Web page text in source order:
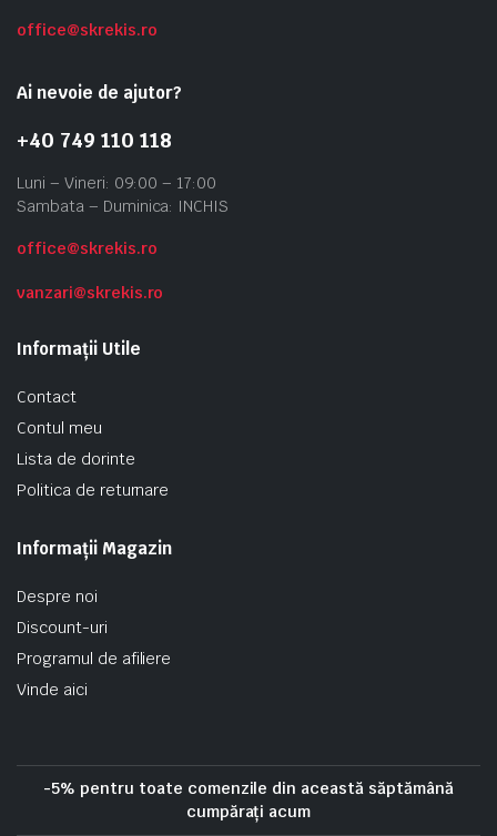
office@skrekis.ro
Ai nevoie de ajutor?
+40 749 110 118
Luni – Vineri: 09:00 – 17:00
Sambata – Duminica: INCHIS
office@skrekis.ro
vanzari@skrekis.ro
Informații Utile
Contact
Contul meu
Lista de dorinte
Politica de returnare
Informații Magazin
Despre noi
Discount-uri
Programul de afiliere
Vinde aici
-5% pentru toate comenzile din această săptămână
cumpărați acum